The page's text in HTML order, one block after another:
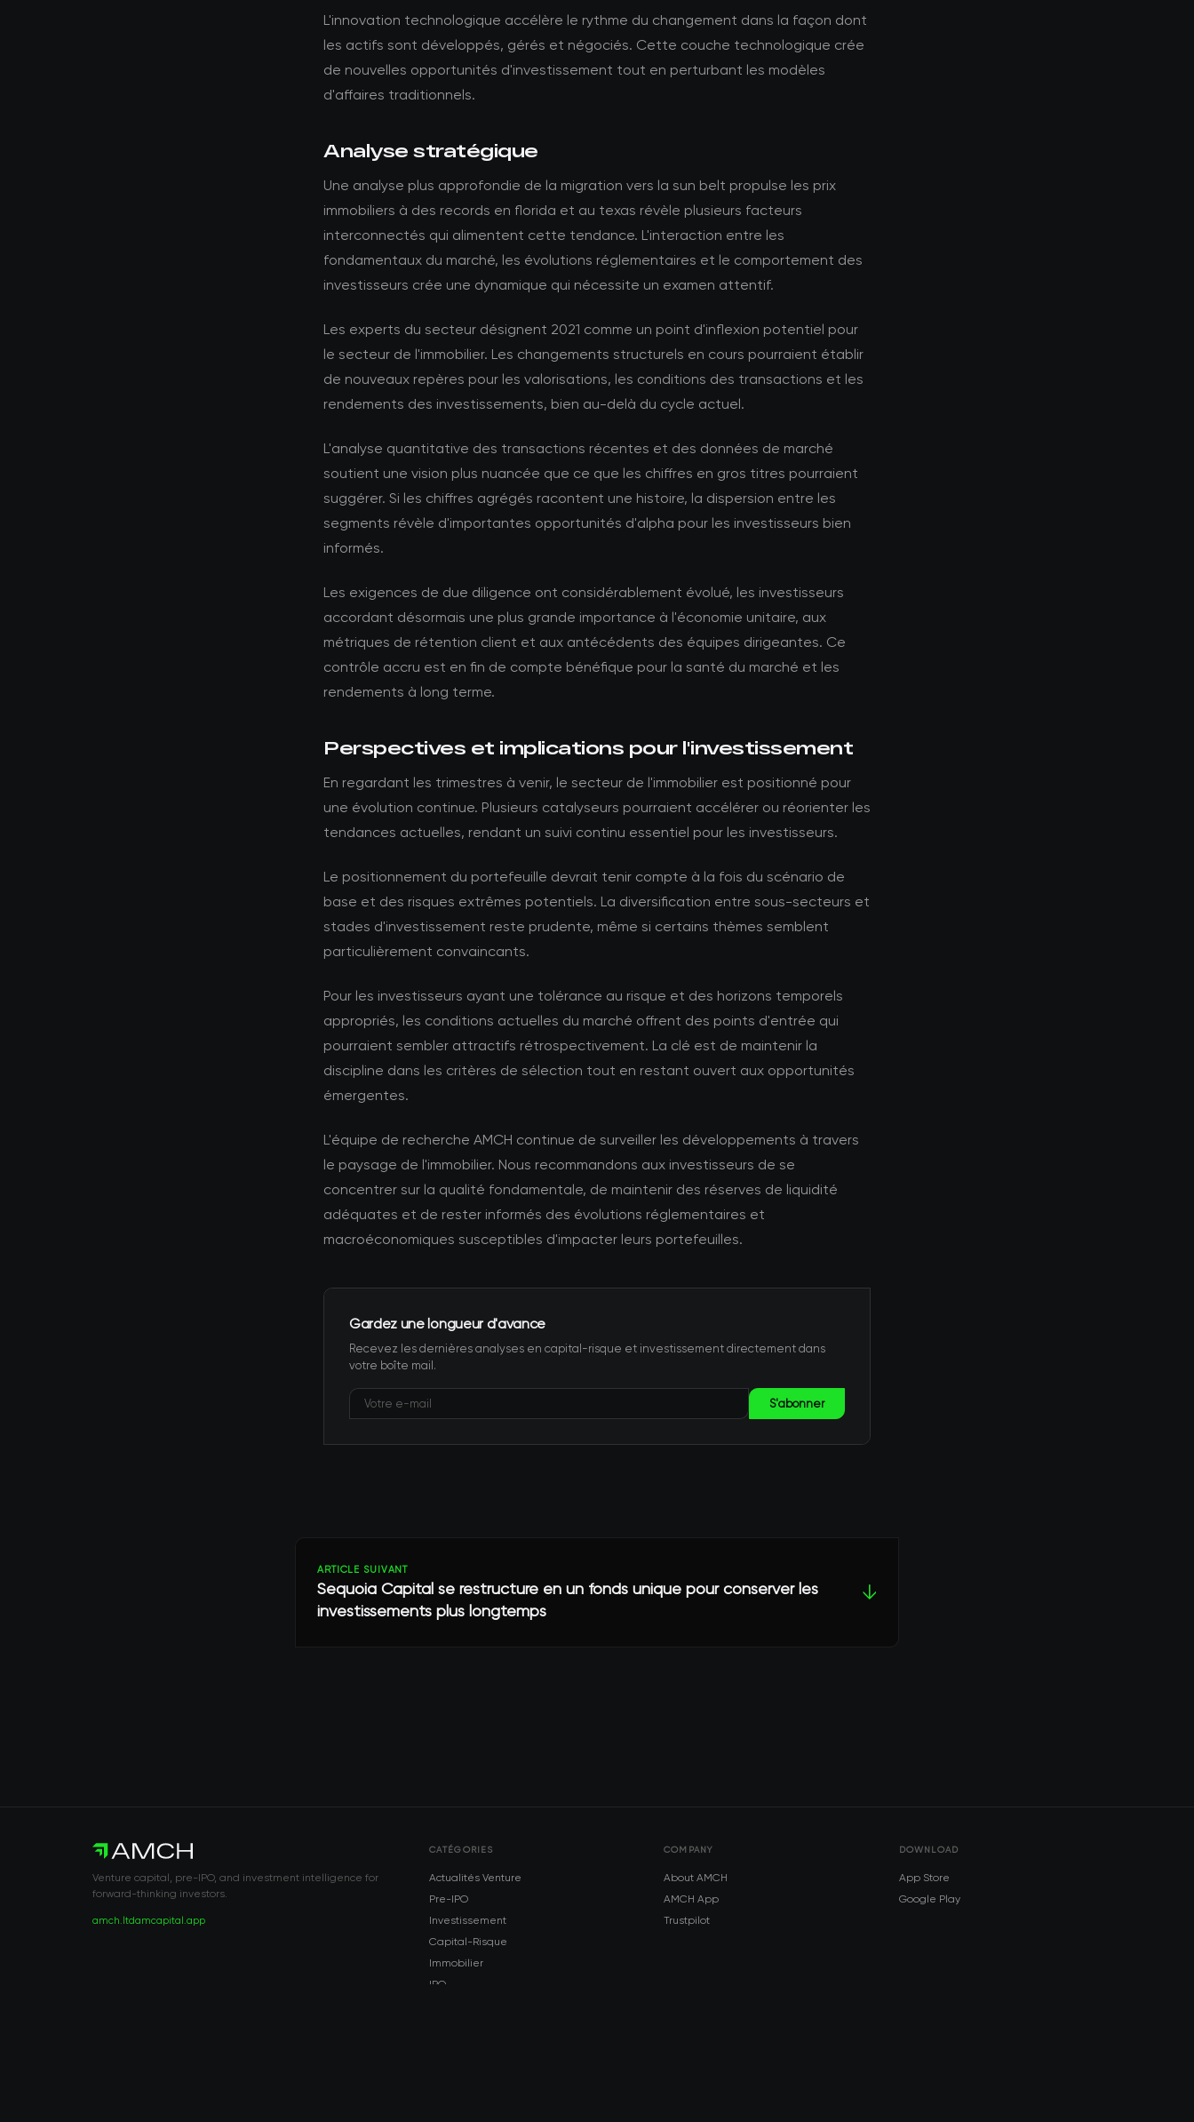
L'innovation technologique accélère le rythme du changement dans la façon dont
les actifs sont développés, gérés et négociés. Cette couche technologique crée
de nouvelles opportunités d'investissement tout en perturbant les modèles
d'affaires traditionnels.
Analyse stratégique
Une analyse plus approfondie de la migration vers la sun belt propulse les prix
immobiliers à des records en florida et au texas révèle plusieurs facteurs
interconnectés qui alimentent cette tendance. L'interaction entre les
fondamentaux du marché, les évolutions réglementaires et le comportement des
investisseurs crée une dynamique qui nécessite un examen attentif.
Les experts du secteur désignent 2021 comme un point d'inflexion potentiel pour
le secteur de l'immobilier. Les changements structurels en cours pourraient établir
de nouveaux repères pour les valorisations, les conditions des transactions et les
rendements des investissements, bien au-delà du cycle actuel.
L'analyse quantitative des transactions récentes et des données de marché
soutient une vision plus nuancée que ce que les chiffres en gros titres pourraient
suggérer. Si les chiffres agrégés racontent une histoire, la dispersion entre les
segments révèle d'importantes opportunités d'alpha pour les investisseurs bien
informés.
Les exigences de due diligence ont considérablement évolué, les investisseurs
accordant désormais une plus grande importance à l'économie unitaire, aux
métriques de rétention client et aux antécédents des équipes dirigeantes. Ce
contrôle accru est en fin de compte bénéfique pour la santé du marché et les
rendements à long terme.
Perspectives et implications pour l'investissement
En regardant les trimestres à venir, le secteur de l'immobilier est positionné pour
une évolution continue. Plusieurs catalyseurs pourraient accélérer ou réorienter les
tendances actuelles, rendant un suivi continu essentiel pour les investisseurs.
Le positionnement du portefeuille devrait tenir compte à la fois du scénario de
base et des risques extrêmes potentiels. La diversification entre sous-secteurs et
stades d'investissement reste prudente, même si certains thèmes semblent
particulièrement convaincants.
Pour les investisseurs ayant une tolérance au risque et des horizons temporels
appropriés, les conditions actuelles du marché offrent des points d'entrée qui
pourraient sembler attractifs rétrospectivement. La clé est de maintenir la
discipline dans les critères de sélection tout en restant ouvert aux opportunités
émergentes.
L'équipe de recherche AMCH continue de surveiller les développements à travers
le paysage de l'immobilier. Nous recommandons aux investisseurs de se
concentrer sur la qualité fondamentale, de maintenir des réserves de liquidité
adéquates et de rester informés des évolutions réglementaires et
macroéconomiques susceptibles d'impacter leurs portefeuilles.
Gardez une longueur d'avance
Recevez les dernières analyses en capital-risque et investissement directement dans
votre boîte mail.
S'abonner
ARTICLE SUIVANT
Sequoia Capital se restructure en un fonds unique pour conserver les
investissements plus longtemps
↓
Venture capital, pre-IPO, and investment intelligence for
forward-thinking investors.
amch.ltdamcapital.app
CATÉGORIES
Actualités Venture
Pre-IPO
Investissement
Capital-Risque
Immobilier
IPO
COMPANY
About AMCH
AMCH App
Trustpilot
DOWNLOAD
App Store
Google Play